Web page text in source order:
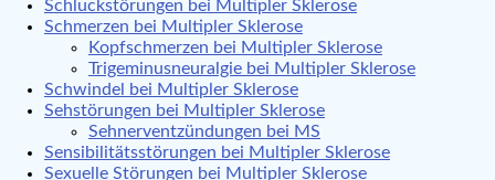
Schluckstörungen bei Multipler Sklerose
Schmerzen bei Multipler Sklerose
Kopfschmerzen bei Multipler Sklerose
Trigeminusneuralgie bei Multipler Sklerose
Schwindel bei Multipler Sklerose
Sehstörungen bei Multipler Sklerose
Sehnerventzündungen bei MS
Sensibilitätsstörungen bei Multipler Sklerose
Sexuelle Störungen bei Multipler Sklerose